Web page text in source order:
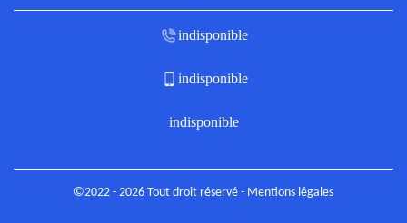
indisponible
indisponible
indisponible
©2022 - 2026 Tout droit réservé - Mentions légales